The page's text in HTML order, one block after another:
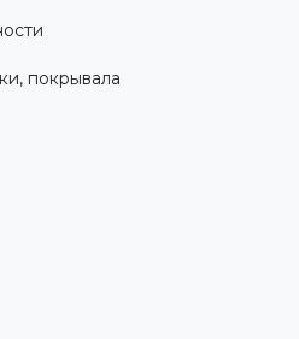
покрывала